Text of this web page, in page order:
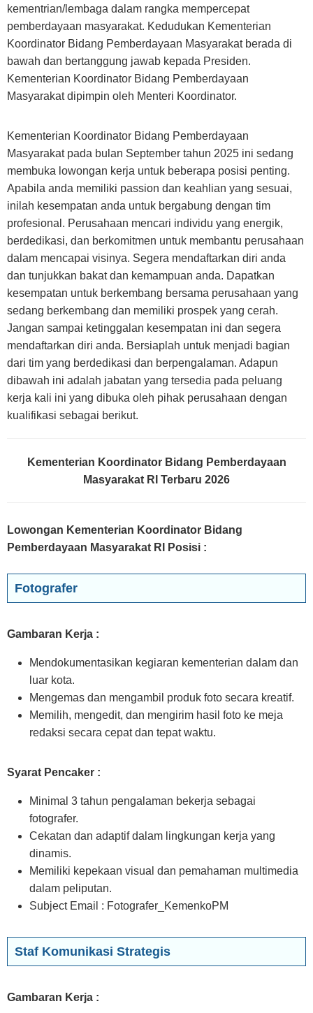
kementrian/lembaga dalam rangka mempercepat
pemberdayaan masyarakat. Kedudukan Kementerian
Koordinator Bidang Pemberdayaan Masyarakat berada di
bawah dan bertanggung jawab kepada Presiden.
Kementerian Koordinator Bidang Pemberdayaan
Masyarakat dipimpin oleh Menteri Koordinator.
Kementerian Koordinator Bidang Pemberdayaan
Masyarakat pada bulan September tahun 2025 ini sedang
membuka lowongan kerja untuk beberapa posisi penting.
Apabila anda memiliki passion dan keahlian yang sesuai,
inilah kesempatan anda untuk bergabung dengan tim
profesional. Perusahaan mencari individu yang energik,
berdedikasi, dan berkomitmen untuk membantu perusahaan
dalam mencapai visinya. Segera mendaftarkan diri anda
dan tunjukkan bakat dan kemampuan anda. Dapatkan
kesempatan untuk berkembang bersama perusahaan yang
sedang berkembang dan memiliki prospek yang cerah.
Jangan sampai ketinggalan kesempatan ini dan segera
mendaftarkan diri anda. Bersiaplah untuk menjadi bagian
dari tim yang berdedikasi dan berpengalaman. Adapun
dibawah ini adalah jabatan yang tersedia pada peluang
kerja kali ini yang dibuka oleh pihak perusahaan dengan
kualifikasi sebagai berikut.
Kementerian Koordinator Bidang Pemberdayaan
Masyarakat RI Terbaru 2026
Lowongan Kementerian Koordinator Bidang
Pemberdayaan Masyarakat RI Posisi :
Fotografer
Gambaran Kerja :
Mendokumentasikan kegiaran kementerian dalam dan
luar kota.
Mengemas dan mengambil produk foto secara kreatif.
Memilih, mengedit, dan mengirim hasil foto ke meja
redaksi secara cepat dan tepat waktu.
Syarat Pencaker :
Minimal 3 tahun pengalaman bekerja sebagai
fotografer.
Cekatan dan adaptif dalam lingkungan kerja yang
dinamis.
Memiliki kepekaan visual dan pemahaman multimedia
dalam peliputan.
Subject Email : Fotografer_KemenkoPM
Staf Komunikasi Strategis
Gambaran Kerja :